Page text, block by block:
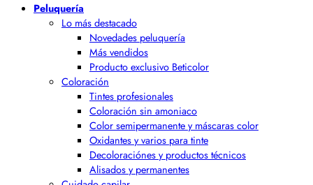
Peluquería
Lo más destacado
Novedades peluquería
Más vendidos
Producto exclusivo Beticolor
Coloración
Tintes profesionales
Coloración sin amoniaco
Color semipermanente y máscaras color
Oxidantes y varios para tinte
Decoloraciónes y productos técnicos
Alisados y permanentes